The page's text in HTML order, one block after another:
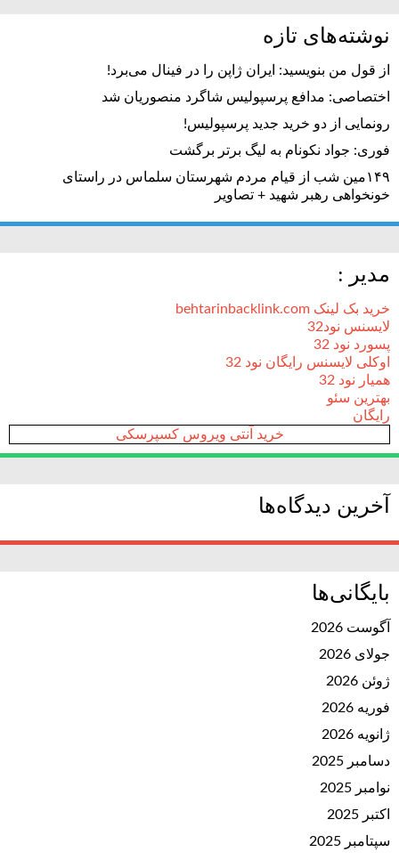
نوشته‌های تازه
از قول من بنویسید: ایران ژاپن را در فینال می‌برد!
اختصاصی: مدافع پرسپولیس شاگرد منصوریان شد
رونمایی از دو خرید جدید پرسپولیس!
فوری: جواد نکونام به لیگ برتر برگشت
۱۴۹مین شب از قیام مردم شهرستان سلماس در راستای
خونخواهی رهبر شهید + تصاویر
مدیر :
خرید بک لینک behtarinbacklink.com
لایسنس نود32
پسورد نود 32
اوکلی لایسنس رایگان نود 32
همیار نود 32
بهترین سئو
رایگان
خرید آنتی ویروس کسپرسکی
آخرین دیدگاه‌ها
بایگانی‌ها
آگوست 2026
جولای 2026
ژوئن 2026
فوریه 2026
ژانویه 2026
دسامبر 2025
نوامبر 2025
اکتبر 2025
سپتامبر 2025